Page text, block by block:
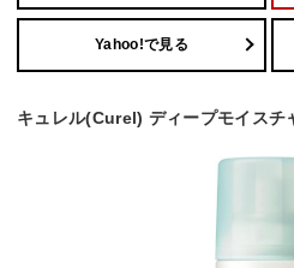
Yahoo!で見る
キュレル(Curel) ディープモイスチ